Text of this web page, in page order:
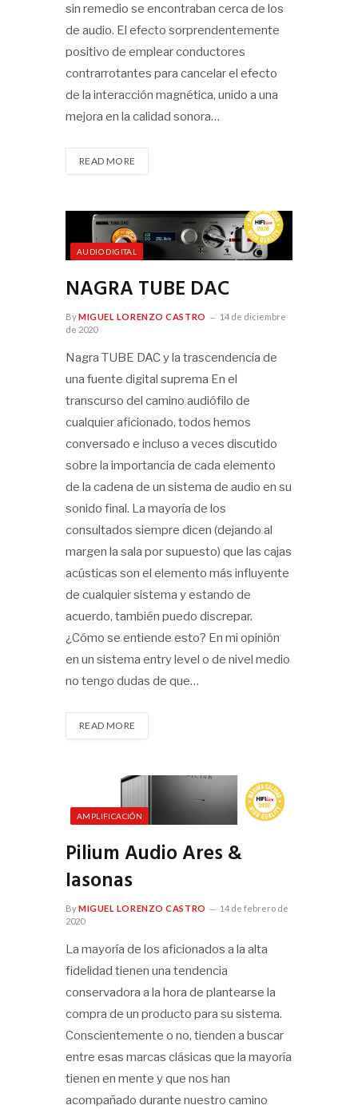
sin remedio se encontraban cerca de los
de audio. El efecto sorprendentemente
positivo de emplear conductores
contrarrotantes para cancelar el efecto
de la interacción magnética, unido a una
mejora en la calidad sonora…
READ MORE
AUDIO DIGITAL
NAGRA TUBE DAC
ByMIGUEL LORENZO CASTRO
14 de diciembre
de 2020
Nagra TUBE DAC y la trascendencia de
una fuente digital suprema En el
transcurso del camino audiófilo de
cualquier aficionado, todos hemos
conversado e incluso a veces discutido
sobre la importancia de cada elemento
de la cadena de un sistema de audio en su
sonido final. La mayoría de los
consultados siempre dicen (dejando al
margen la sala por supuesto) que las cajas
acústicas son el elemento más influyente
de cualquier sistema y estando de
acuerdo, también puedo discrepar.
¿Cómo se entiende esto? En mi opinión
en un sistema entry level o de nivel medio
no tengo dudas de que…
READ MORE
AMPLIFICACIÓN
Pilium Audio Ares &
Iasonas
ByMIGUEL LORENZO CASTRO
14 de febrero de
2020
La mayoría de los aficionados a la alta
fidelidad tienen una tendencia
conservadora a la hora de plantearse la
compra de un producto para su sistema.
Conscientemente o no, tienden a buscar
entre esas marcas clásicas que la mayoría
tienen en mente y que nos han
acompañado durante nuestro camino